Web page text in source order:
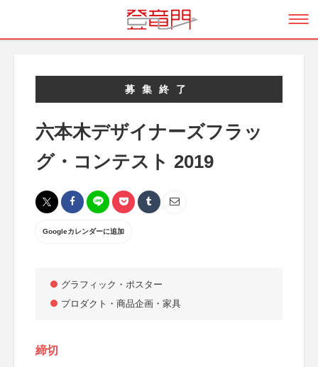
募集終了
六本木デザイナーズフラッ
グ・コンテスト 2019
Googleカレンダーに追加
グラフィック・ポスター
プロダクト・商品企画・家具
締切